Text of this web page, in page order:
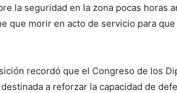
la seguridad en la zona pocas horas
que morir en acto de servicio para
recordó que el Congreso de los
a reforzar la capacidad de